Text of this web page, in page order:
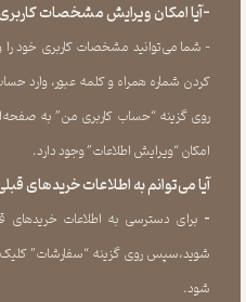
-آیا امکان ویرایش مشخصات
- شما می‏‌توانید مشخصات کاربری خود را
کردن شماره همراه و کلمه عبور، وارد
روی گزینه “حساب کاربری من” به
امکان “ویرایش اطلاعات” وجود دارد.​​​​​​​
آیا می‌‏توانم به اطلاعات خریدهای
​​​​​​​- برای دسترسی به اطلاعات خریدهای
شوید،سپس روی گزینه “سفارشات” کلیک
‏شود.​​​​​​​